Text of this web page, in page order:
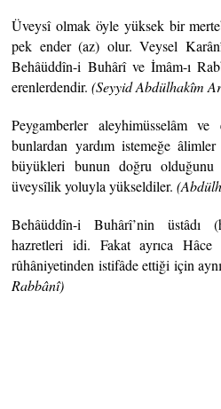
Üveysî olmak öyle yüksek bir
pek ender (az) olur. Veysel
Behâüddîn-i Buhârî ve İmâm-ı
erenlerdendir.(Seyyid Abdülhakîm
Peygamberler aleyhimüsselâm
bunlardan yardım istemeğe
büyükleri bunun doğru
üveysîlik yoluyla yükseldiler.
Behâüddîn-i Buhârî’nin üstâdı
hazretleri idi. Fakat ayrıca Hâce
rûhâniyetinden istifâde ettiği için
Rabbânî)